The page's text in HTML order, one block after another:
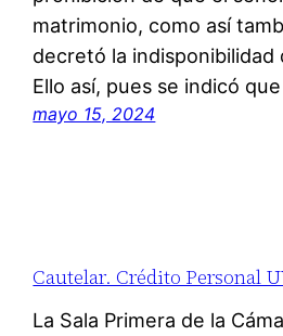
matrimonio, como así
decretó la indisponibilidad
Ello así, pues se indicó
mayo 15, 2024
Cautelar. Crédito Personal
La Sala Primera de la